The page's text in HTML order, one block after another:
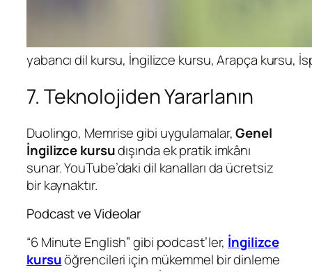
yabancı dil kursu, İngilizce kursu, Arapça kursu,
7. Teknolojiden Yararlanın
Duolingo, Memrise gibi uygulamalar,Genel
İngilizce kursudışında ek pratik imkânı
sunar. YouTube’daki dil kanalları da ücretsiz
bir kaynaktır.
Podcast ve Videolar
“6 Minute English” gibi podcast’ler, İngilizce
kursuöğrencileri için mükemmel bir dinleme